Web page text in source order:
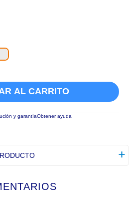
AL CARRITO
y garantíaObtener ayuda